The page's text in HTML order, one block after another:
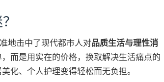
地击中了现代都市人对品质生活与理性消
而是用实在的价格，换取解决生活痛点的
化、个人护理变得轻松而无负担。